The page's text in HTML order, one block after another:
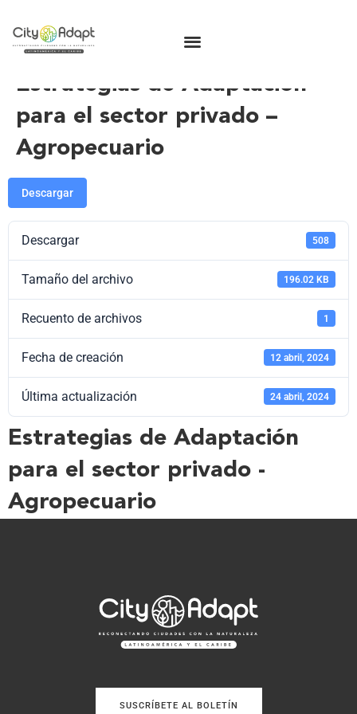
Estrategias de Adaptación
para el sector privado –
Agropecuario
Descargar
Descargar 508
Tamaño del archivo 196.02 KB
Recuento de archivos 1
Fecha de creación 12 abril, 2024
Última actualización 24 abril, 2024
Estrategias de Adaptación
para el sector privado -
Agropecuario
SUSCRÍBETE AL BOLETÍN